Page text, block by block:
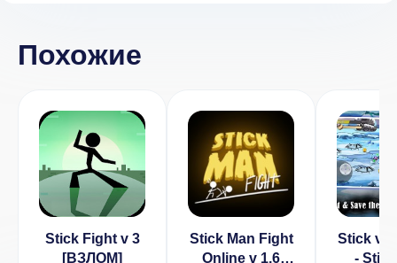
Похожие
Stick Fight v 3
[ВЗЛОМ]
Stick Man Fight
Online v 1.6
Stick vs
-